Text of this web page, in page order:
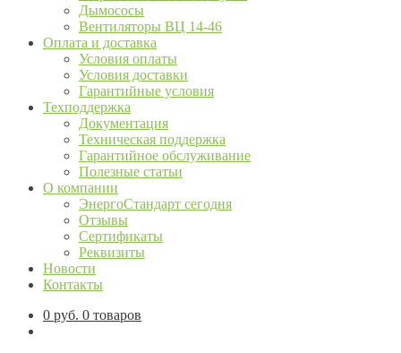
Дымососы
Вентиляторы ВЦ 14-46
Оплата и доставка
Условия оплаты
Условия доставки
Гарантийные условия
Техподдержка
Документация
Техническая поддержка
Гарантийное обслуживание
Полезные статьи
О компании
ЭнергоСтандарт сегодня
Отзывы
Сертификаты
Реквизиты
Новости
Контакты
0 руб. 0 товаров